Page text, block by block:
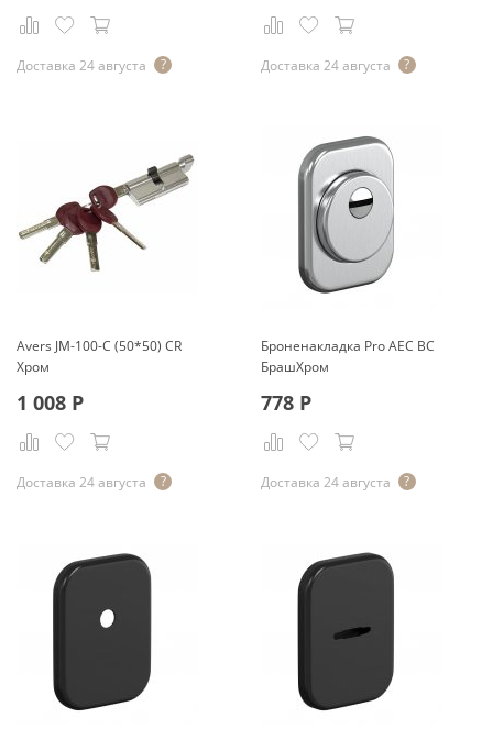
Доставка 24 августа Доставка 24 августа
Avers JМ-100-С (50*50) CR
Хром
1 008 Р
Доставка 24 августа
Броненакладка Pro AEC BС
БрашХром
778Р
Доставка 24 августа